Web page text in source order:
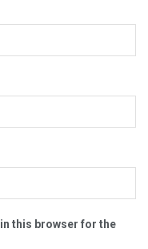
this browser for the